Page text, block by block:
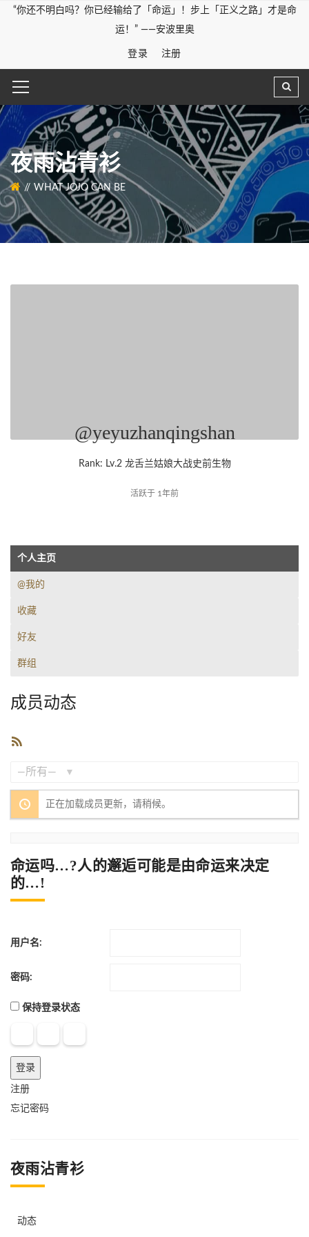
“你还不明白吗？你已经输给了「命运」！步上「正义之路」才是命
运！” ——安波里奥
登录 注册
夜雨沾青衫
WHAT JOJO CAN BE
@yeyuzhanqingshan
Rank: Lv.2 龙舌兰姑娘大战史前生物
活跃于 1年前
个人主页
@我的
收藏
好友
群组
成员动态
阅
正在加载成员更新，请稍候。
命运吗…?人的邂逅可能是由命运来决定
的…!
用户名:
密码:
保持登录状态
登录
注册
忘记密码
夜雨沾青衫
动态